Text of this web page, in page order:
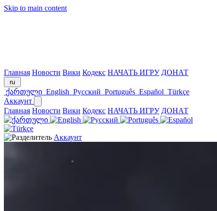
Skip to main content
Главная Новости Вики Кодекс НАЧАТЬ ИГРУ ДОНАТ
ru
ქართული English Русский Português Español Türkçe
Аккаунт
Главная Новости Вики Кодекс НАЧАТЬ ИГРУ ДОНАТ
Аккаунт